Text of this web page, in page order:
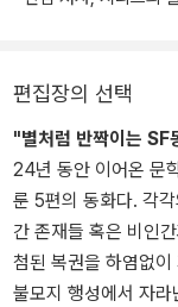
편집장의 선택
"별처럼 반짝이는 SF
24년 동안 이어온 문
룬 5편의 동화다. 각
간 존재들 혹은 비인
첨된 복권을 하염없
불모지 행성에서 자